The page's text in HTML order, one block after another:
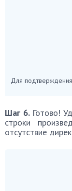
Для
Шаг 6.Готово!
строки
отсутствие